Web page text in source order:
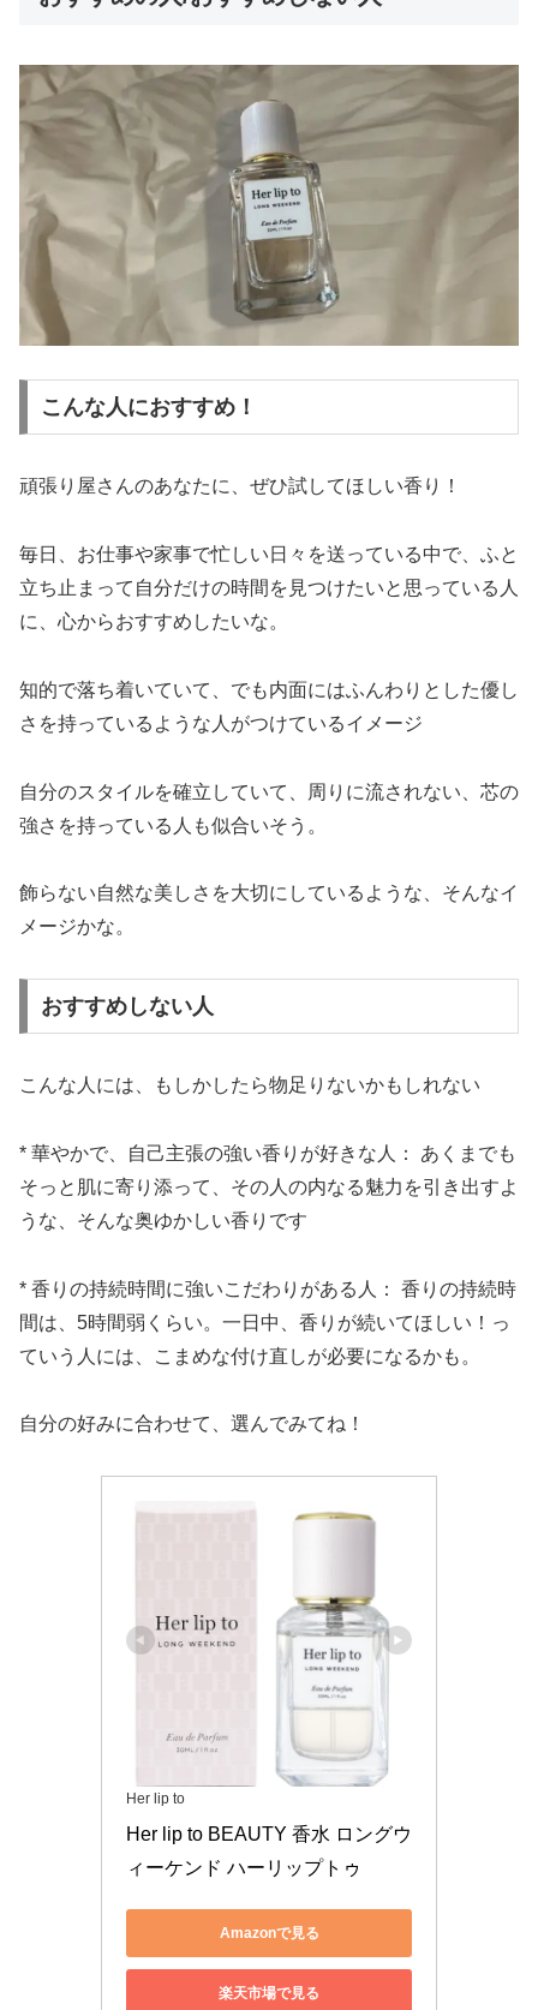
こんな人におすすめ！
頑張り屋さんのあなたに、ぜひ試してほしい香り！
毎日、お仕事や家事で忙しい日々を送っている中で、ふと
立ち止まって自分だけの時間を見つけたいと思っている人
に、心からおすすめしたいな。
知的で落ち着いていて、でも内面にはふんわりとした優し
さを持っているような人がつけているイメージ
自分のスタイルを確立していて、周りに流されない、芯の
強さを持っている人も似合いそう。
飾らない自然な美しさを大切にしているような、そんなイ
メージかな。
おすすめしない人
こんな人には、もしかしたら物足りないかもしれない
* 華やかで、自己主張の強い香りが好きな人： あくまでも
そっと肌に寄り添って、その人の内なる魅力を引き出すよ
うな、そんな奥ゆかしい香りです
* 香りの持続時間に強いこだわりがある人： 香りの持続時
間は、5時間弱くらい。一日中、香りが続いてほしい！っ
ていう人には、こまめな付け直しが必要になるかも。
自分の好みに合わせて、選んでみてね！
Her lip to
Her lip to BEAUTY 香水 ロングウ
ィーケンド ハーリップトゥ
Amazonで見る
楽天市場で見る